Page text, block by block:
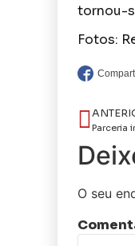
tornou-
Fotos:
O seu